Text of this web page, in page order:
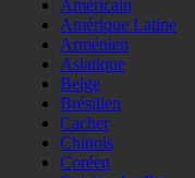
Américain
Amérique Latine
Arménien
Asiatique
Belge
Brésilien
Cacher
Chinois
Coréen